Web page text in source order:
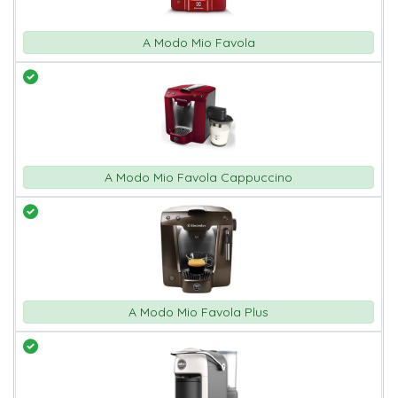
A Modo Mio Favola
A Modo Mio Favola Cappuccino
A Modo Mio Favola Plus